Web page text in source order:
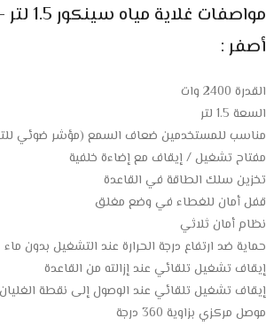
أصفر :
القدرة 2400 وات
السعة 1.5 لتر
مناسب للمستخدمين ضعاف السمع (مؤشر ضوئي
مفتاح تشغيل / إيقاف مع إضاءة خلفية
تخزين سلك الطاقة في القاعدة
قفل أمان للغطاء في وضع مغلق
نظام أمان ثلاثي
حماية ضد ارتفاع درجة الحرارة عند التشغيل بدون ماء
إيقاف تشغيل تلقائي عند إزالته من القاعدة
إيقاف تشغيل تلقائي عند الوصول إلى نقطة الغليان
موصل مركزي بزاوية 360 درجة